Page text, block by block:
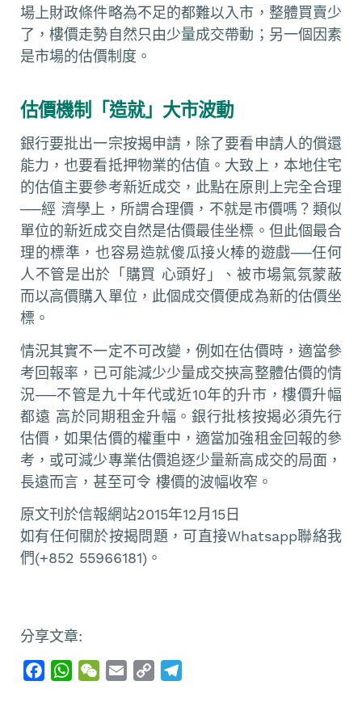
場上財政條件略為不足的都難以入市，整體買賣少
了，樓價走勢自然只由少量成交帶動；另一個因素
是市場的估價制度。
估價機制「造就」大市波動
銀行要批出一宗按揭申請，除了要看申請人的償還
能力，也要看抵押物業的估值。大致上，本地住宅
的估值主要參考新近成交，此點在原則上完全合理
──經 濟學上，所謂合理價，不就是市價嗎？類似
單位的新近成交自然是估價最佳坐標。但此個最合
理的標準，也容易造就傻瓜接火棒的遊戲──任何
人不管是出於「購買 心頭好」、被市場氣氛蒙蔽
而以高價購入單位，此個成交價便成為新的估價坐
標。
情況其實不一定不可改變，例如在估價時，適當參
考回報率，已可能減少少量成交挾高整體估價的情
況──不管是九十年代或近10年的升市，樓價升幅
都遠 高於同期租金升幅。銀行批核按揭必須先行
估價，如果估價的權重中，適當加強租金回報的參
考，或可減少專業估價追逐少量新高成交的局面，
長遠而言，甚至可令 樓價的波幅收窄。
原文刊於信報網站2015年12月15日
如有任何關於按揭問題，可直接Whatsapp聯絡我
們(+852 55966181)。
分享文章:
W
W